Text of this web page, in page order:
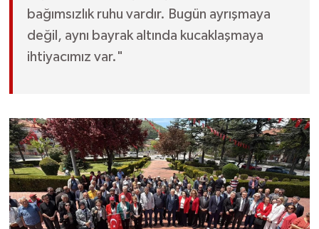
bağımsızlık ruhu vardır. Bugün ayrışmaya
değil, aynı bayrak altında kucaklaşmaya
ihtiyacımız var."